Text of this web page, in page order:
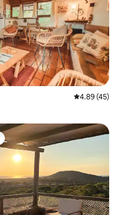
Calificación
4.89 (45)